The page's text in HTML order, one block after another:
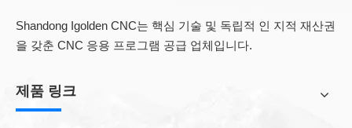
Shandong Igolden CNC는 핵심 기술 및 독립적 인 지적 재산권
을 갖춘 CNC 응용 프로그램 공급 업체입니다.
제품 링크